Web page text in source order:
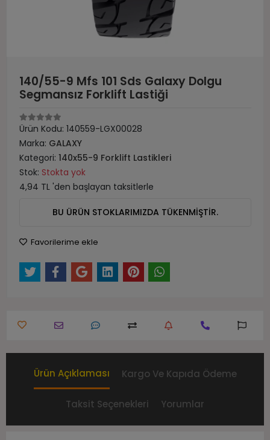
140/55-9 Mfs 101 Sds Galaxy Dolgu
Segmansız Forklift Lastiği
Ürün Kodu: 140559-LGX00028
Marka: GALAXY
Kategori: 140x55-9 Forklift Lastikleri
Stok: Stokta yok
4,94 TL 'den başlayan taksitlerle
BU ÜRÜN STOKLARIMIZDA TÜKENMİŞTİR.
Favorilerime ekle
Ürün Açıklaması Kargo Ve Kapıda Ödeme
Taksit Seçenekleri Yorumlar